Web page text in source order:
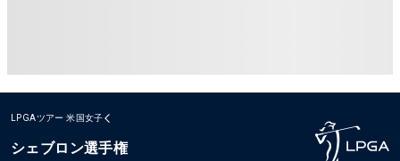
LPGAツアー 米国女子
シェブロン選手権